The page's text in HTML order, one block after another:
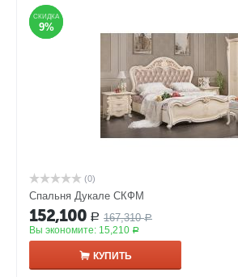
СКИДКА
9%
СКИДКА
9%
(0)
Спальня Дукале СКФМ
152,100 Р 167,310 Р
Вы экономите: 15,210 Р
КУПИТЬ